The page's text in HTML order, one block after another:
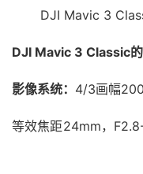
DJI Mavic 3
DJI Mavic 3 Classic的
影像系统： 4/3画幅
等效焦距24mm，